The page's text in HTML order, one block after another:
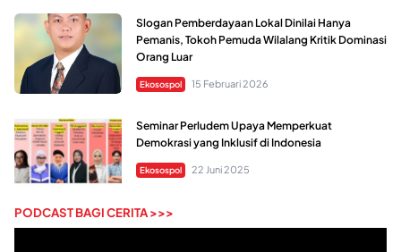
Slogan Pemberdayaan Lokal Dinilai Hanya
Pemanis, Tokoh Pemuda Wilalang Kritik Dominasi
Orang Luar
Ekosospol 15 Februari 2026
Seminar Perludem Upaya Memperkuat
Demokrasi yang Inklusif di Indonesia
Ekosospol 22 Juni 2025
PODCAST BAGI CERITA >>>